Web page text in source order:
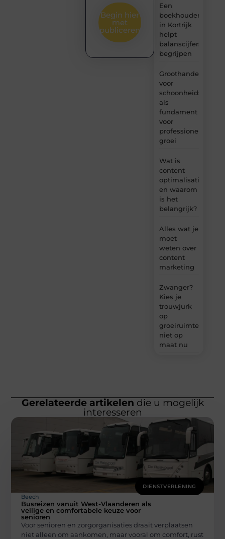
Een
boekhouder
in Kortrijk
helpt
balanscijfers
begrijpen
Groothandel
voor
als
fundament
voor
professionele
groei
Wat is
content
optimalisatie
en waarom
is het
belangrijk?
Alles wat je
moet
weten over
content
marketing
Zwanger?
Kies je
trouwjurk
op
groeiruimte,
niet op
maat nu
Begin hier
met
publiceren
Gerelateerde artikelen die u mogelijk
interesseren
DIENSTVERLENING
Beech
Busreizen vanuit West-Vlaanderen als
veilige en comfortabele keuze voor
senioren
Voor senioren en zorgorganisaties draait verplaatsen
niet alleen om aankomen, maar vooral om comfort, rust